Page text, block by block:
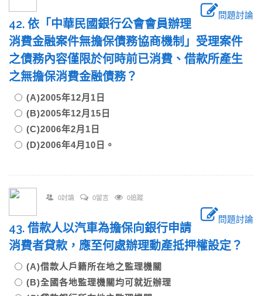
問題討論
42. 依「中華民國銀行公會會員辦理
消費金融案件無擔保債務協商機制」受理案件
之債務內容僅限於何時前已消費、借款所產生
之無擔保消費金融債務？
(A)2005年12月1日
(B)2005年12月15日
(C)2006年2月1日
(D)2006年4月10日。
0討論 0留言 0追蹤
問題討論
43. 借款人以汽車為擔保向銀行申請
消費者貸款，應至何處辦理動產抵押權設定？
(A)借款人戶籍所在地之監理機關
(B)全國各地監理機關均可就近辦理